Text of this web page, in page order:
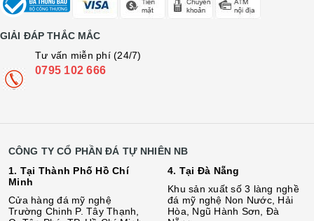
GIẢI ĐÁP THẮC MẮC
Tư vấn miễn phí (24/7)
0795 102 666
CÔNG TY CỔ PHẦN ĐÁ TỰ NHIÊN NB
1. Tại Thành Phố Hồ Chí
Minh
Cửa hàng đá mỹ nghệ
Trường Chinh P. Tây Thạnh,
4. Tại Đà Nẵng
Khu sản xuất số 3 làng nghề
đá mỹ nghệ Non Nước, Hải
Hòa, Ngũ Hành Sơn, Đà